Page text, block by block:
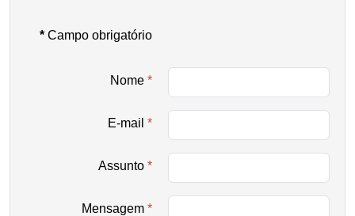
* Campo obrigatório
Nome *
E-mail *
Assunto *
Mensagem *